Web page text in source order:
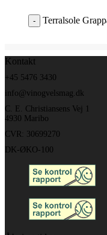
- Terralsole
Kontakt
+45 5476 3430
info@vinogvelsmag.dk
C. E. Christiansens Vej 1
4930 Maribo
CVR: 30699270
DK-ØKO-100